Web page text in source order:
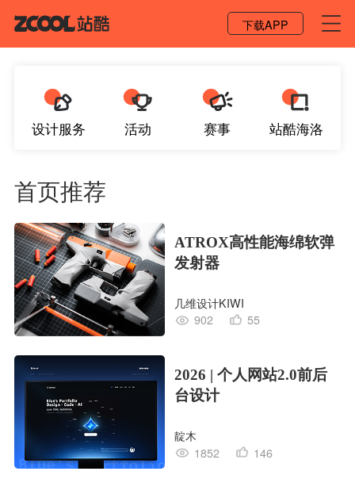
下载APP
设计服务 活动 赛事 站酷海洛
首页推荐
ATROX高性能海绵软弹
发射器
几维设计KIWI
902
55
2026 | 个人网站2.0前后
台设计
靛木
1852
146